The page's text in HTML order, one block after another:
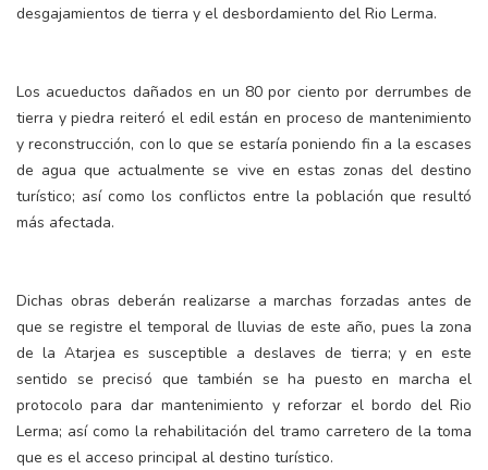
desgajamientos de tierra y el desbordamiento del Rio Lerma.
Los acueductos dañados en un 80 por ciento por derrumbes de
tierra y piedra reiteró el edil están en proceso de mantenimiento
y reconstrucción, con lo que se estaría poniendo fin a la escases
de agua que actualmente se vive en estas zonas del destino
turístico; así como los conflictos entre la población que resultó
más afectada.
Dichas obras deberán realizarse a marchas forzadas antes de
que se registre el temporal de lluvias de este año, pues la zona
de la Atarjea es susceptible a deslaves de tierra; y en este
sentido se precisó que también se ha puesto en marcha el
protocolo para dar mantenimiento y reforzar el bordo del Rio
Lerma; así como la rehabilitación del tramo carretero de la toma
que es el acceso principal al destino turístico.